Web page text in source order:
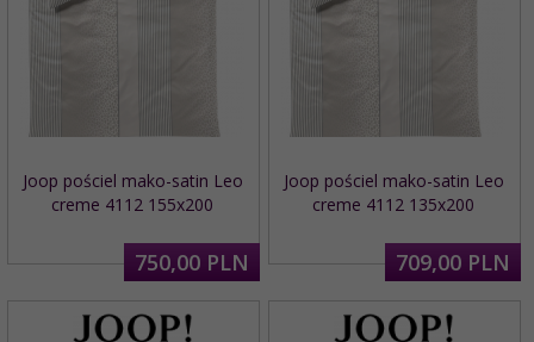
Joop pościel mako-satin Leo
creme 4112 155x200
750,00 PLN
Joop pościel mako-satin Leo
creme 4112 135x200
709,00 PLN